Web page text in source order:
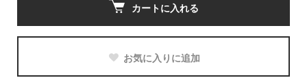
カートに入れる
お気に入りに追加